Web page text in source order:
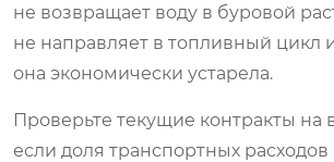
не возвращает воду в буровой
не направляет в топливный цикл
она экономически устарела.
Проверьте текущие контракты на
если доля транспортных